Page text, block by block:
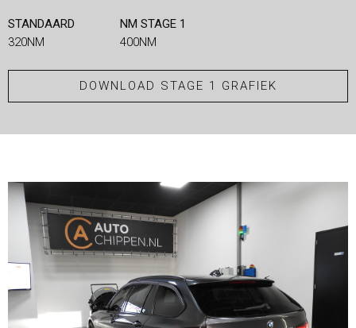
STANDAARD
320NM
NM STAGE 1
400NM
DOWNLOAD STAGE 1 GRAFIEK